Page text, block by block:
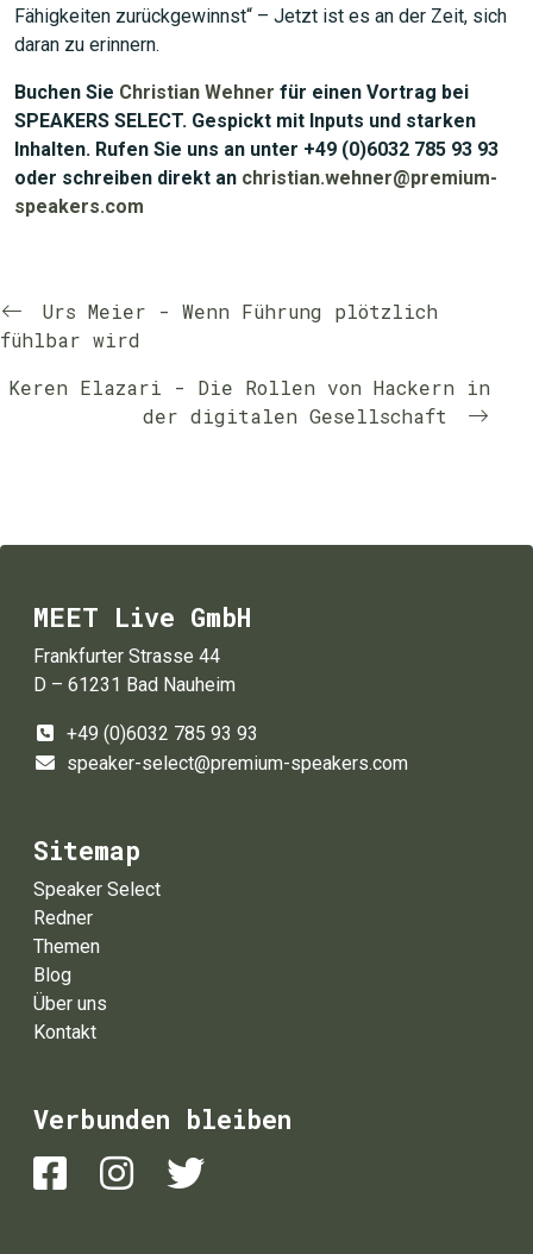
Fähigkeiten zurückgewinnst“ – Jetzt ist es an der Zeit, sich
daran zu erinnern.
Buchen Sie Christian Wehner für einen Vortrag bei
SPEAKERS SELECT. Gespickt mit Inputs und starken
Inhalten. Rufen Sie uns an unter +49 (0)6032 785 93 93
oder schreiben direkt an christian.wehner@premium-
speakers.com
Urs Meier - Wenn Führung plötzlich
fühlbar wird
Keren Elazari - Die Rollen von Hackern in
der digitalen Gesellschaft
MEET Live GmbH
Frankfurter Strasse 44
D – 61231 Bad Nauheim
+49 (0)6032 785 93 93
speaker-select@premium-speakers.com
Sitemap
Speaker Select
Redner
Themen
Blog
Über uns
Kontakt
Verbunden bleiben